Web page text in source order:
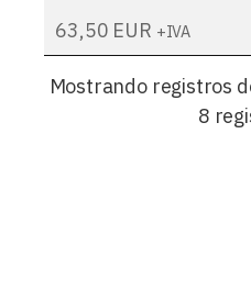
63,50 EUR +IVA
Mostrando registros
8